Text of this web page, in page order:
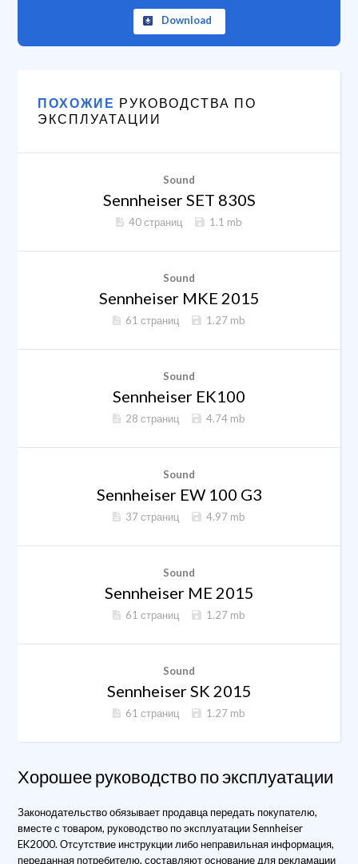
Download
ПОХОЖИЕ РУКОВОДСТВА ПО
ЭКСПЛУАТАЦИИ
Sound
Sennheiser SET 830S
40 страниц 1.1 mb
Sound
Sennheiser MKE 2015
61 страниц 1.27 mb
Sound
Sennheiser EK100
28 страниц 4.74 mb
Sound
Sennheiser EW 100 G3
37 страниц 4.97 mb
Sound
Sennheiser ME 2015
61 страниц 1.27 mb
Sound
Sennheiser SK 2015
61 страниц 1.27 mb
Хорошее руководство по эксплуатации
Законодательство обязывает продавца передать покупателю,
вместе с товаром, руководство по эксплуатации Sennheiser
EK2000. Отсутствие инструкции либо неправильная информация,
переданная потребителю, составляют основание для рекламации